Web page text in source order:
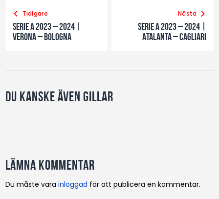
Tidigare
Serie A 2023 – 2024 |
Verona – Bologna
Nästa
Serie A 2023 – 2024 |
Atalanta – Cagliari
Du kanske även gillar
Lämna kommentar
Du måste varainloggad för att publicera en kommentar.